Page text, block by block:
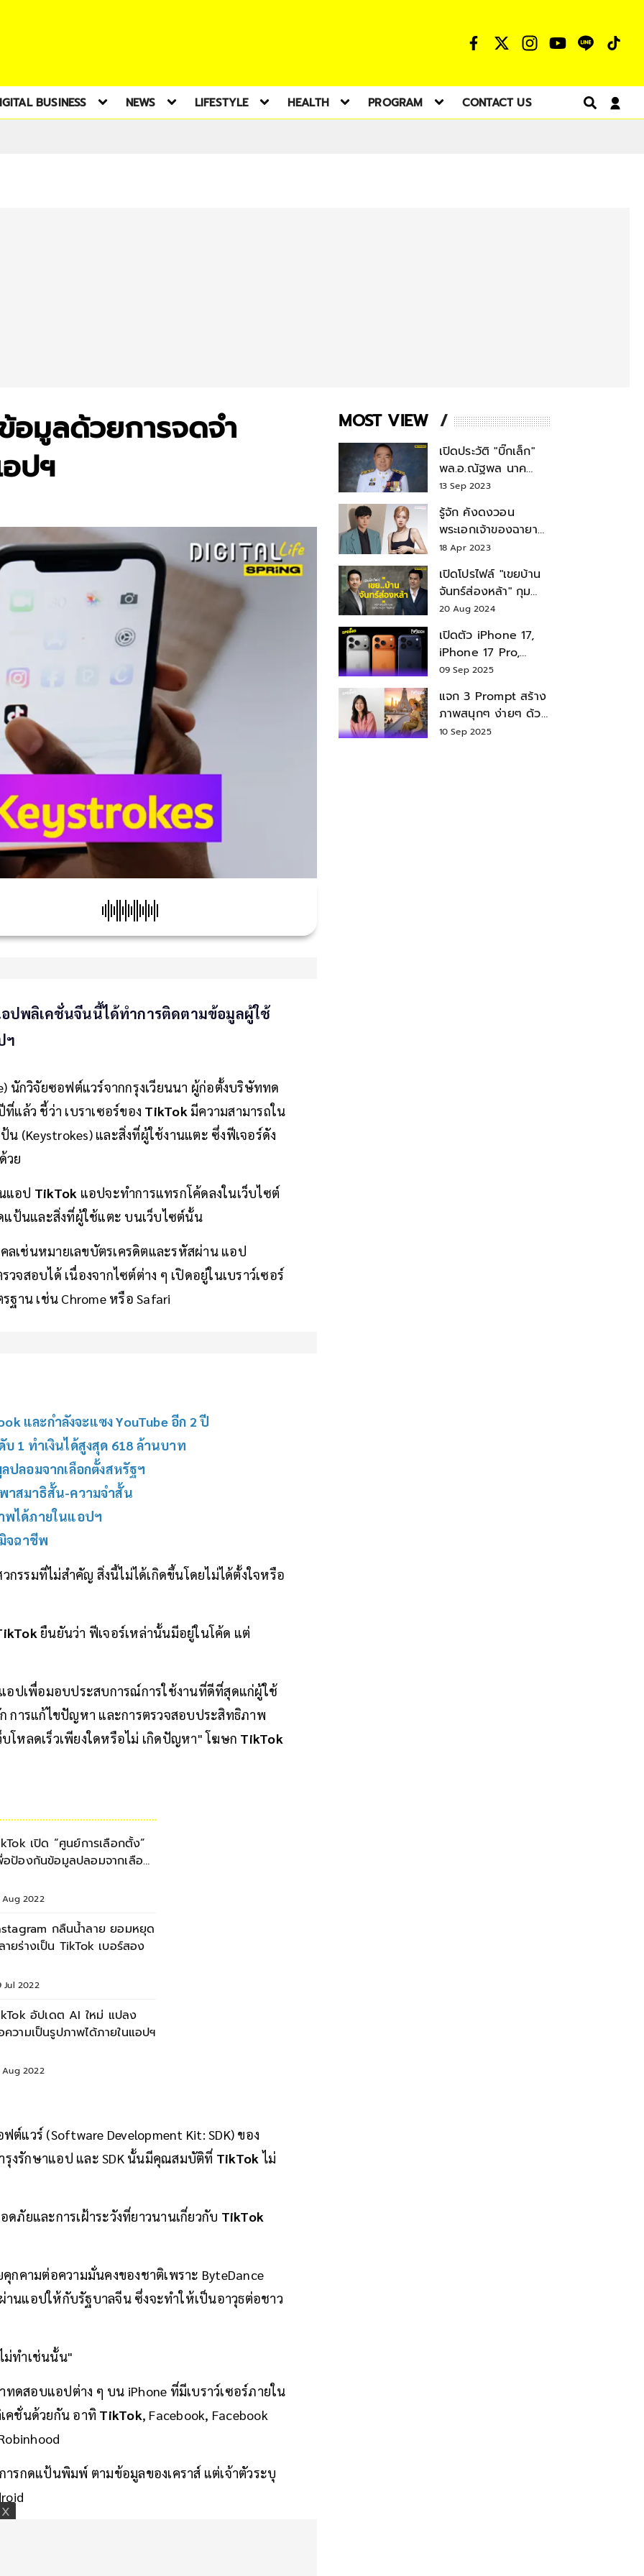
BUSINESS NEWS LIFESTYLE HEALTH PROGRAM CONTACT US
อมูลด้วยการจดจำ
ปฯ
อปพลิเคชั่นจีนนี้ได้ทำการติดตามข้อมูลผู้ใช้
ฯ
นักวิจัยซอฟต์แวร์จากกรุงเวียนนา ผู้ก่อตั้งบริษัททด
แล้ว ชี้ว่า เบราเซอร์ของ TikTok มีความสามารถใน
(Keystrokes) และสิ่งที่ผู้ใช้งานแตะ ซึ่งฟีเจอร์ดัง
วย
แอป TikTok แอปจะทำการแทรกโค้ดลงในเว็บไซต์
แป้นและสิ่งที่ผู้ใช้แตะ บนเว็บไซต์นั้น
ลเช่นหมายเลขบัตรเครดิตและรหัสผ่าน แอป
จสอบได้ เนื่องจากไซต์ต่าง ๆ เปิดอยู่ในเบราว์เซอร์
ฐาน เช่น Chrome หรือ Safari
และกำลังจะแซง YouTube อีก 2 ปี
1 ทำเงินได้สูงสุด 618 ล้านบาท
ปลอมจากเลือกตั้งสหรัฐฯ
าสมาธิสั้น-ความจำสั้น
พได้ภายในแอปฯ
จฉาชีพ
รรมที่ไม่สำคัญ สิ่งนี้ไม่ได้เกิดขึ้นโดยไม่ได้ตั้งใจหรือ
ยืนยันว่า ฟีเจอร์เหล่านั้นมีอยู่ในโค้ด แต่
อปเพื่อมอบประสบการณ์การใช้งานที่ดีที่สุดแก่ผู้ใช้
การแก้ไขปัญหา และการตรวจสอบประสิทธิภาพ
หลดเร็วเพียงใดหรือไม่ เกิดปัญหา" โฆษก TikTok
เปิด “ศูนย์การเลือกตั้ง”
อป้องกันข้อมูลปลอมจากเลือก
Aug 2022
กลืนน้ำลาย ยอมหยุด
ายร่างเป็น TikTok เบอร์สอง
Jul 2022
อัปเดต AI ใหม่ แปลง
ความเป็นรูปภาพได้ภายในแอปฯ
Aug 2022
วร์ (Software Development Kit: SDK) ของ
งรักษาแอป และ SDK นั้นมีคุณสมบัติที่ TikTok ไม่
ภัยและการเฝ้าระวังที่ยาวนานเกี่ยวกับ TikTok
กคามต่อความมั่นคงของชาติเพราะ ByteDance
นแอปให้กับรัฐบาลจีน ซึ่งจะทำให้เป็นอาวุธต่อชาว
ม่ทำเช่นนั้น"
ทดสอบแอปต่าง ๆ บน iPhone ที่มีเบราว์เซอร์ภายใน
คชั่นด้วยกัน อาทิ TikTok, Facebook, Facebook
ารกดแป้นพิมพ์ ตามข้อมูลของเคราส์ แต่เจ้าตัวระบุ
MOST VIEW
เปิดประวัติ "บิ๊กเล็ก"
พล.อ.ณัฐพล นาค
พาณิชย์ จากเลขาฯ
สมช.-เลขาฯ
รมว.กลาโหม
13 Sep 2023
รู้จัก คังดงวอน
พระเอกเจ้าของฉายา
สมบัติแห่งชาติ หลังมี
18 Apr 2023
เปิดโปรไฟล์ "เขยบ้าน
จันทร์ส่องหล้า" กุม
บังเหียนธุรกิจตระกูล
"ชินวัตร"
20 Aug 2024
เปิดตัว iPhone 17,
iPhone 17 Pro,
iPhone 17 Air สเปค
09 Sep 2025
แจก 3 Prompt สร้าง
ภาพสนุกๆ ง่ายๆ ด้วย
Nano Banana ใน
10 Sep 2025